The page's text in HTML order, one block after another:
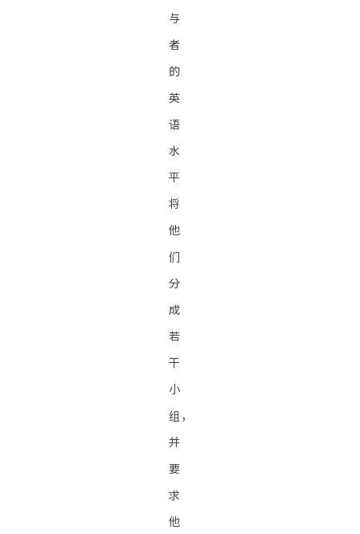
与
者
的
英
语
水
平
将
他
们
分
成
若
干
小
组，
并
要
求
他